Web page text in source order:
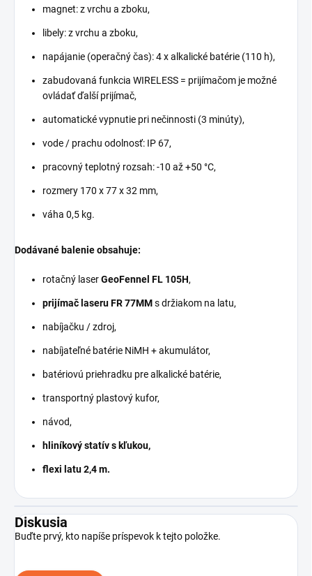
magnet: z vrchu a zboku,
libely: z vrchu a zboku,
napájanie (operačný čas): 4 x alkalické batérie (110 h),
zabudovaná funkcia WIRELESS = prijímačom je možné
ovládať ďalší prijímač,
automatické vypnutie pri nečinnosti (3 minúty),
vode / prachu odolnosť: IP 67,
pracovný teplotný rozsah: -10 až +50 °C,
rozmery 170 x 77 x 32 mm,
váha 0,5 kg.
Dodávané balenie obsahuje:
rotačný laserGeoFennel FL 105H,
prijímač laseru FR 77MMs držiakom na latu,
nabíjačku / zdroj,
nabíjateľné batérie NiMH + akumulátor,
batériovú priehradku pre alkalické batérie,
transportný plastový kufor,
návod,
hliníkový statív s kľukou,
flexi latu 2,4 m.
Diskusia
Buďte prvý, kto napíše príspevok k tejto položke.